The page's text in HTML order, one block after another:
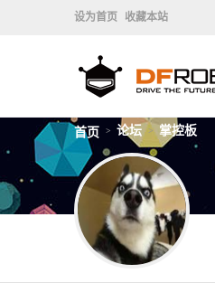
设为首页 收藏本站
首页 > 论坛 > 掌控板